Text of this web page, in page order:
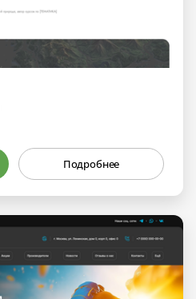
Подробнее